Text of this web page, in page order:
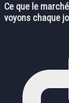
Ce que le
voyons chaque